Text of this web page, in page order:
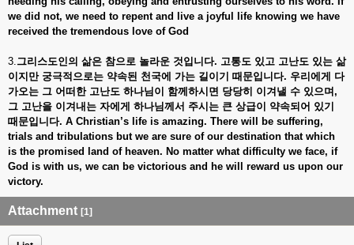
we did not, we need to repent and live a joyful life knowing we have
received the tremendous love of God
3. 그리스도인의 삶은 참으로 놀라운 것입니다. 고통도 있고 고난도 있는 삶
이지만 궁극적으로는 약속된 천국에 가는 길이기 때문입니다. 우리에게 다
가오는 그 어떠한 고난도 하나님이 함께하시면 당당히 이겨낼 수 있으며,
그 고난을 이겨내는 자에게 하나님께서 주시는 큰 상급이 약속되어 있기
때문입니다. A Christian’s life is amazing. There will be suffering,
trials and tribulations but we are sure of our destination that which
is the promised land of heaven. No matter what difficulty we face, if
God is with us, we can be victorious and he will reward us upon our
victory.
Attachment [1]